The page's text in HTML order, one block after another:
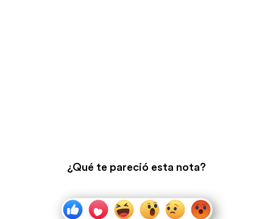
¿Qué te pareció esta nota?